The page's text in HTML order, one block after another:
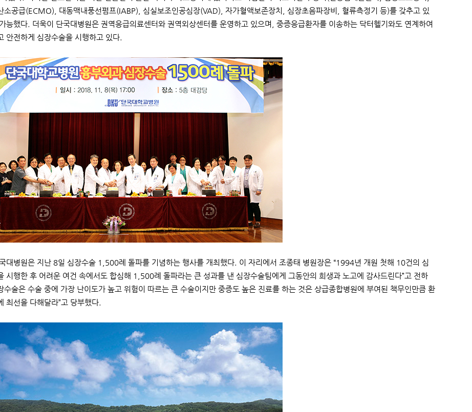
소공급(ECMO), 대동맥내풍선펌프(IABP), 심실보조인공심장(VAD), 자가혈액보존장치, 심장초음파장비, 혈류측정기 등)를 갖추고 있
능했다. 더욱이 단국대병원은 권역응급의료센터와 권역외상센터를 운영하고 있으며, 중증응급환자를 이송하는 닥터헬기와도 연계하여
안전하게 심장수술을 시행하고 있다.
대병원은 지난 8일 심장수술 1,500례 돌파를 기념하는 행사를 개최했다. 이 자리에서 조종태 병원장은 “1994년 개원 첫해 10건의 심
시행한 후 어려운 여건 속에서도 합심해 1,500례 돌파라는 큰 성과를 낸 심장수술팀에게 그동안의 희생과 노고에 감사드린다”고 전하
수술은 수술 중에 가장 난이도가 높고 위험이 따르는 큰 수술이지만 중증도 높은 진료를 하는 것은 상급종합병원에 부여된 책무인만큼 환
최선을 다해달라”고 당부했다.